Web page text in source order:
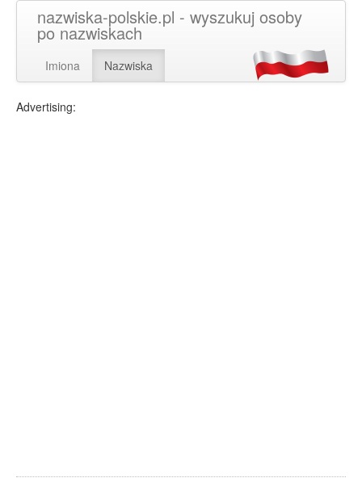
nazwiska-polskie.pl - wyszukuj osoby
po nazwiskach
Imiona Nazwiska
Advertising: